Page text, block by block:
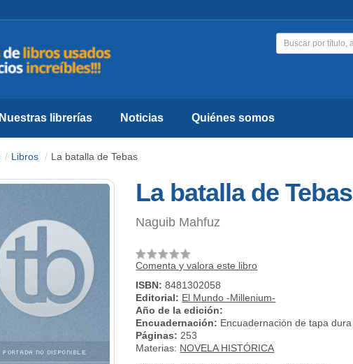
Nuestras librerías Noticias Quiénes somos
Libros La batalla de Tebas
La batalla de Tebas
Naguib Mahfuz
Comenta y valora este libro
ISBN:8481302058
Editorial: El Mundo -Millenium-
Año de la edición:
Encuadernación: Encuadernación de tapa dura
Páginas: 253
Materias: NOVELA HISTÓRICA